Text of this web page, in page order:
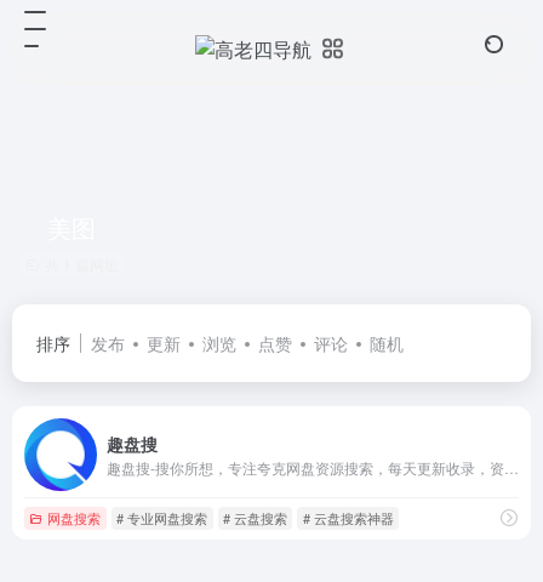
排序 发布 更新 浏览 点赞 评论 随机
趣盘搜
网盘搜索 # 专业网盘搜索 # 云盘搜索 # 云盘搜索神器